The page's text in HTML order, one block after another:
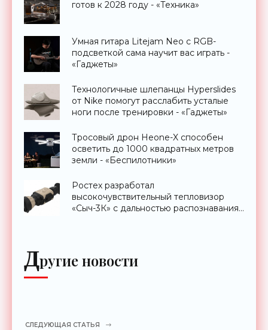
готов к 2028 году - «Техника»
Умная гитара Litejam Neo с RGB-
подсветкой сама научит вас играть -
«Гаджеты»
Технологичные шлепанцы Hyperslides
от Nike помогут расслабить усталые
ноги после тренировки - «Гаджеты»
Тросовый дрон Heone-X способен
осветить до 1000 квадратных метров
земли - «Беспилотники»
Ростех разработал
высокочувствительный тепловизор
«Сыч-3К» с дальностью распознавания
Другие новости
СЛЕДУЮЩАЯ СТАТЬЯ